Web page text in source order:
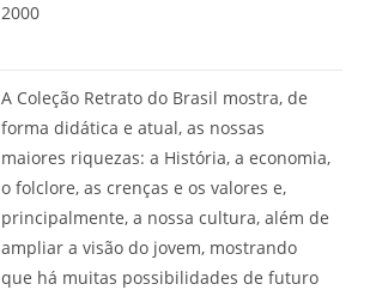
2000
A Coleção Retrato do Brasil mostra, de
forma didática e atual, as nossas
maiores riquezas: a História, a economia,
o folclore, as crenças e os valores e,
principalmente, a nossa cultura, além de
ampliar a visão do jovem, mostrando
que há muitas possibilidades de futuro